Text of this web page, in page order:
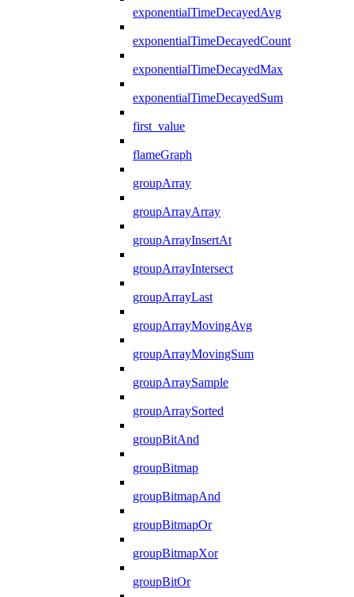
exponentialTimeDecayedAvg
exponentialTimeDecayedCount
exponentialTimeDecayedMax
exponentialTimeDecayedSum
first_value
flameGraph
groupArray
groupArrayArray
groupArrayInsertAt
groupArrayIntersect
groupArrayLast
groupArrayMovingAvg
groupArrayMovingSum
groupArraySample
groupArraySorted
groupBitAnd
groupBitmap
groupBitmapAnd
groupBitmapOr
groupBitmapXor
groupBitOr